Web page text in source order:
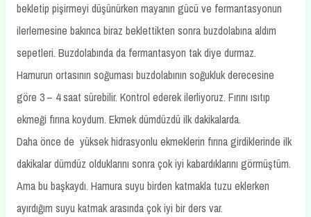
bekletip pişirmeyi düşünürken mayanın gücü ve fermantasyonun
ilerlemesine bakınca biraz beklettikten sonra buzdolabına aldım
sepetleri. Buzdolabında da fermantasyon tak diye durmaz.
Hamurun ortasının soğuması buzdolabının soğukluk derecesine
göre 3 – 4 saat sürebilir. Kontrol ederek ilerliyoruz. Fırını ısıtıp
ekmeği fırına koydum. Ekmek dümdüzdü ilk dakikalarda.
Daha önce de yüksek hidrasyonlu ekmeklerin fırına girdiklerinde ilk
dakikalar dümdüz olduklarını sonra çok iyi kabardıklarını görmüştüm.
Ama bu başkaydı. Hamura suyu birden katmakla tuzu eklerken
ayırdığım suyu katmak arasında çok iyi bir ders var.